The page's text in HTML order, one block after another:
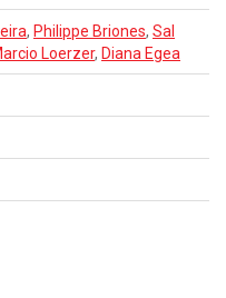
, Philippe Briones, Sal
Loerzer, Diana Egea